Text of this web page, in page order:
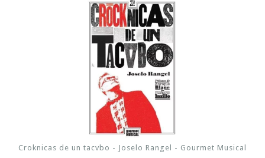
Croknicas de un tacvbo - Joselo Rangel - Gourmet Musical